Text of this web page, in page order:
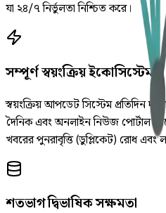
যা ২৪/৭ নির্ভুলতা নিশ্চিত করে।
সম্পূর্ণ স্বয়ংক্রিয় ইকোসিস্টেম
স্বয়ংক্রিয় আপডেট সিস্টেম প্রতিদিন
দৈনিক এবং অনলাইন নিউজ পোর্টাল
খবরের পুনরাবৃত্তি (ডুপ্লিকেট) রোধ
শতভাগ দ্বিভাষিক সক্ষমতা